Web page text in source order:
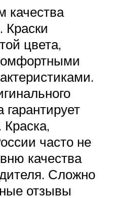
качества
Краски
цвета,
гарантирует
Краска,
часто не
качества
Сложно
отзывы